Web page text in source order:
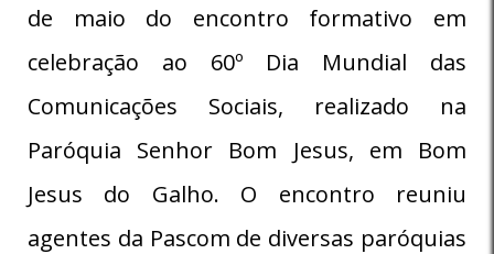
de maio do encontro formativo em
celebração ao 60º Dia Mundial das
Comunicações Sociais, realizado na
Paróquia Senhor Bom Jesus, em Bom
Jesus do Galho. O encontro reuniu
agentes da Pascom de diversas paróquias